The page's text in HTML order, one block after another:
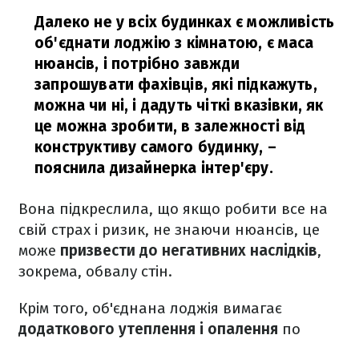
Далеко не у всіх будинках є можливість
об'єднати лоджію з кімнатою, є маса
нюансів, і потрібно завжди
запрошувати фахівців, які підкажуть,
можна чи ні, і дадуть чіткі вказівки, як
це можна зробити, в залежності від
конструктиву самого будинку, –
пояснила дизайнерка інтер'єру.
Вона підкреслила, що якщо робити все на
свій страх і ризик, не знаючи нюансів, це
може призвести до негативних наслідків,
зокрема, обвалу стін.
Крім того, об'єднана лоджія вимагає
додаткового утеплення і опалення по